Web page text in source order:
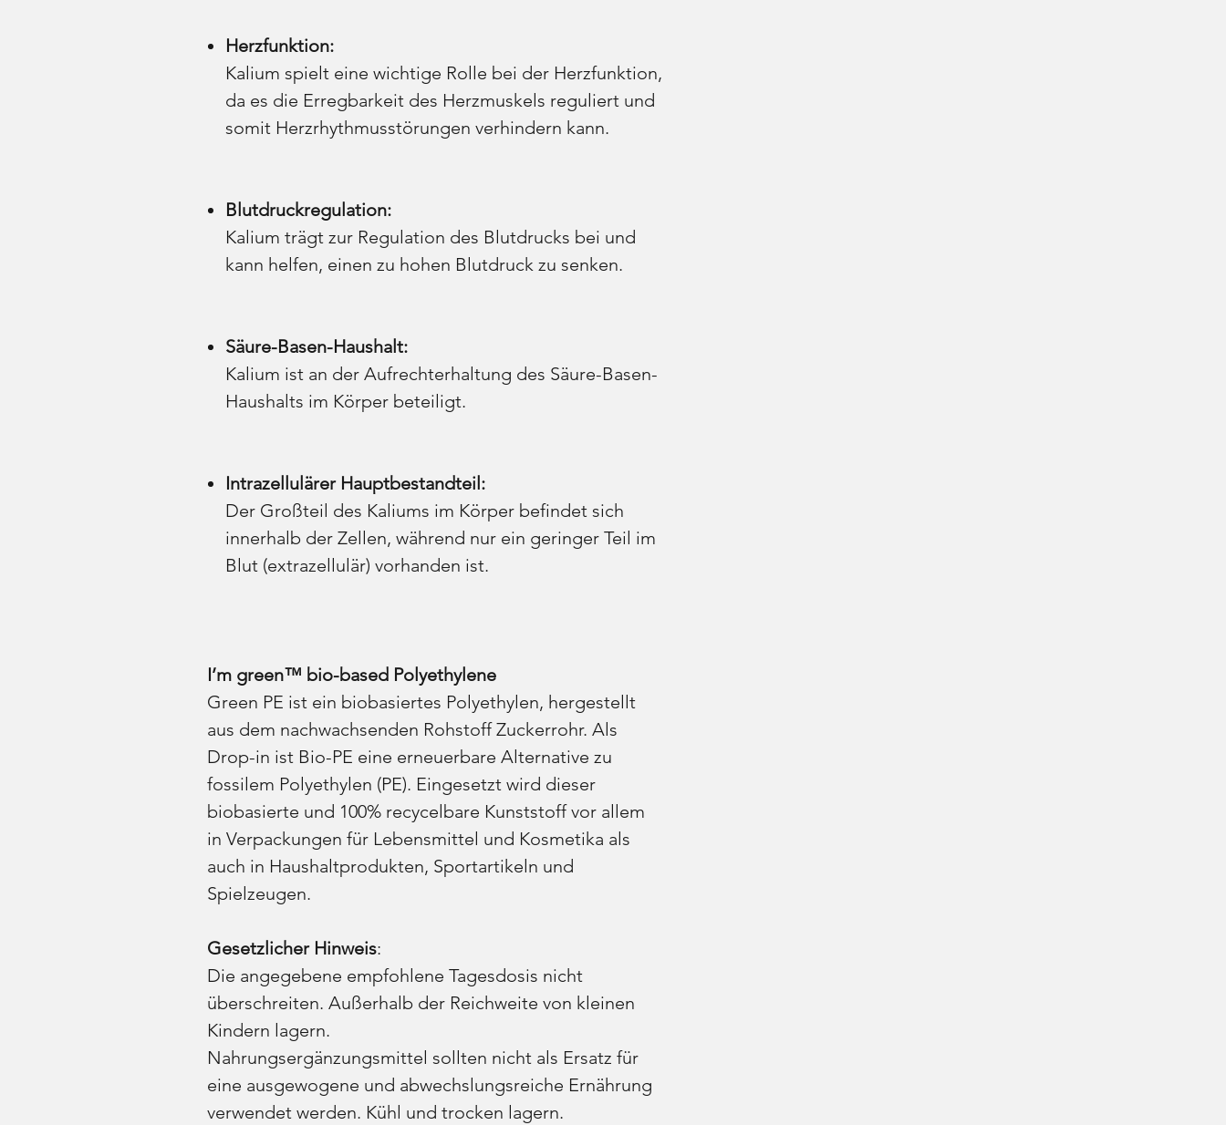
Herzfunktion:
Kalium spielt eine wichtige Rolle bei der Herzfunktion,
da es die Erregbarkeit des Herzmuskels reguliert und
somit Herzrhythmusstörungen verhindern kann.
Blutdruckregulation:
Kalium trägt zur Regulation des Blutdrucks bei und
kann helfen, einen zu hohen Blutdruck zu senken.
Säure-Basen-Haushalt:
Kalium ist an der Aufrechterhaltung des Säure-Basen-
Haushalts im Körper beteiligt.
Intrazellulärer Hauptbestandteil:
Der Großteil des Kaliums im Körper befindet sich
innerhalb der Zellen, während nur ein geringer Teil im
Blut (extrazellulär) vorhanden ist.
I’m green™ bio-based Polyethylene
Green PE ist ein biobasiertes Polyethylen, hergestellt
aus dem nachwachsenden Rohstoff Zuckerrohr. Als
Drop-in ist Bio-PE eine erneuerbare Alternative zu
fossilem Polyethylen (PE). Eingesetzt wird dieser
biobasierte und 100% recycelbare Kunststoff vor allem
in Verpackungen für Lebensmittel und Kosmetika als
auch in Haushaltprodukten, Sportartikeln und
Spielzeugen.
Gesetzlicher Hinweis:
Die angegebene empfohlene Tagesdosis nicht
überschreiten. Außerhalb der Reichweite von kleinen
Kindern lagern.
Nahrungsergänzungsmittel sollten nicht als Ersatz für
eine ausgewogene und abwechslungsreiche Ernährung
verwendet werden. Kühl und trocken lagern.